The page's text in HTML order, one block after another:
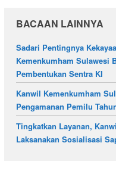
BACAAN LAINNYA
Sadari Pentingnya
Kemenkumham Sulawesi
Pembentukan Sentra KI
Kanwil Kemenkumham
Pengamanan Pemilu
Tingkatkan Layanan,
Laksanakan Sosialisasi